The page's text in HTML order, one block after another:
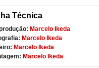
Técnica
Marcelo Ikeda
Marcelo Ikeda
Marcelo Ikeda
Marcelo Ikeda